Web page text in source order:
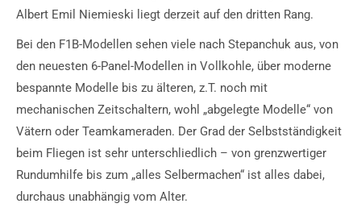
Albert Emil Niemieski liegt derzeit auf den dritten Rang.
Bei den F1B-Modellen sehen viele nach Stepanchuk aus, von
den neuesten 6-Panel-Modellen in Vollkohle, über moderne
bespannte Modelle bis zu älteren, z.T. noch mit
mechanischen Zeitschaltern, wohl „abgelegte Modelle“ von
Vätern oder Teamkameraden. Der Grad der Selbstständigkeit
beim Fliegen ist sehr unterschliedlich – von grenzwertiger
Rundumhilfe bis zum „alles Selbermachen“ ist alles dabei,
durchaus unabhängig vom Alter.